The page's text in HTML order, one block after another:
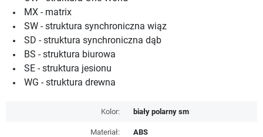
MX - matrix
SW - struktura synchroniczna wiąz
SD - struktura synchroniczna dąb
BS - struktura biurowa
SE - struktura jesionu
WG - struktura drewna
Kolor: biały polarny sm
Materiał: ABS